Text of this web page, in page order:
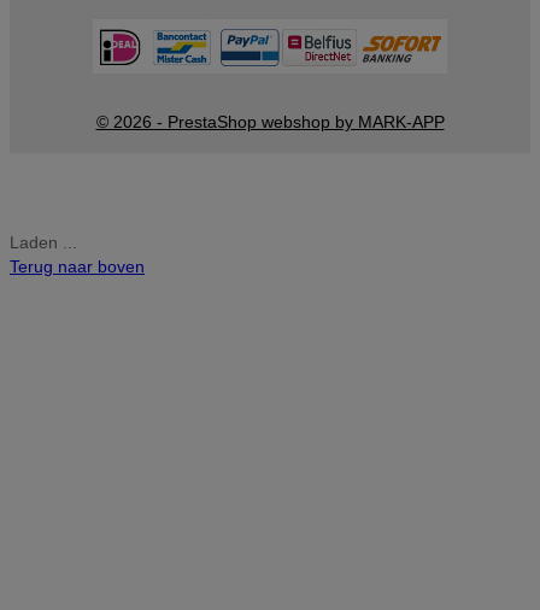
© 2026 - PrestaShop webshop by MARK-APP
Laden ...
Terug naar boven